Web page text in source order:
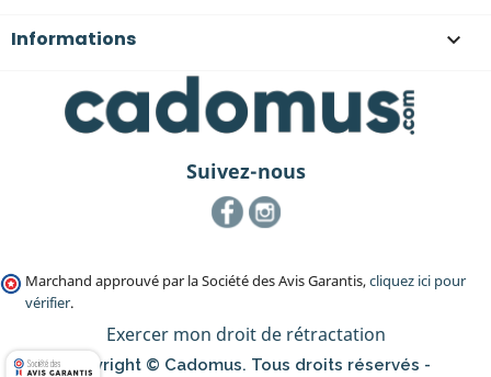
Informations 
Suivez-nous
FacebookInstagram
Marchand approuvé par la Société des Avis Garantis,cliquez ici pour
vérifier.
Exercer mon droit de rétractation
Copyright © Cadomus. Tous droits réservés -